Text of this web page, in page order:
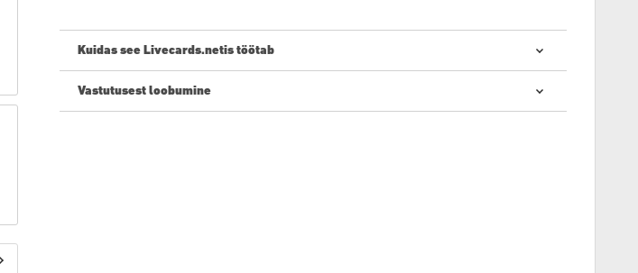
Kuidas see Livecards.netis töötab
Uus Livecards.netis? Digikoodide ostmine on kiire ja lihtne:
Vastutusest loobumine